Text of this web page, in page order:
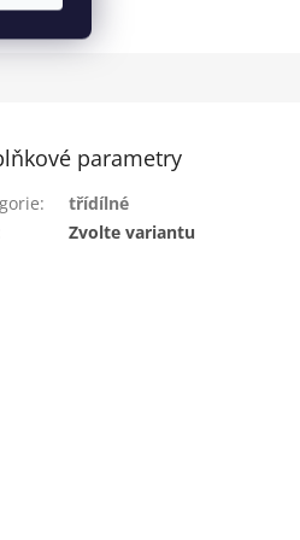
parametry
:
třídílné
Zvolte variantu